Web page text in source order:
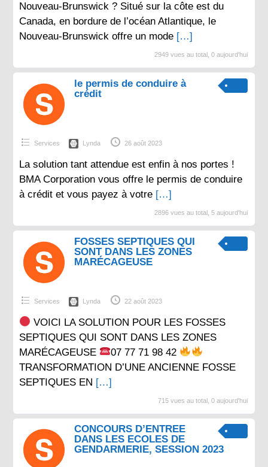
Nouveau-Brunswick ? Situé sur la côte est du
Canada, en bordure de l’océan Atlantique, le
Nouveau-Brunswick offre un mode […]
2949 vues au total, 0 aujourd'hui
le permis de conduire à
crédit
Services Lynda 26 août 2023
La solution tant attendue est enfin à nos portes !
BMA Corporation vous offre le permis de conduire
à crédit et vous payez à votre […]
2896 vues au total, 5 aujourd'hui
FOSSES SEPTIQUES QUI
SONT DANS LES ZONES
MARÉCAGEUSE
Services Lynda 22 août 2023
VOICI LA SOLUTION POUR LES FOSSES
SEPTIQUES QUI SONT DANS LES ZONES
MARÉCAGEUSE
07 77 71 98 42
TRANSFORMATION D’UNE ANCIENNE FOSSE
SEPTIQUES EN […]
715 vues au total, 0 aujourd'hui
CONCOURS D’ENTREE
DANS LES ECOLES DE
GENDARMERIE, SESSION 2023